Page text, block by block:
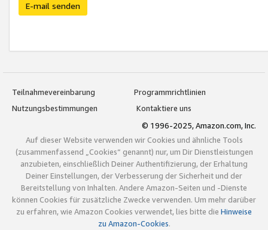
E-mail senden
Teilnahmevereinbarung
Programmrichtlinien
Nutzungsbestimmungen
Kontaktiere uns
© 1996-2025, Amazon.com, Inc.
Auf dieser Website verwenden wir Cookies und ähnliche Tools
(zusammenfassend „Cookies“ genannt) nur, um Dir Dienstleistungen
anzubieten, einschließlich Deiner Authentifizierung, der Erhaltung
Deiner Einstellungen, der Verbesserung der Sicherheit und der
Bereitstellung von Inhalten. Andere Amazon-Seiten und -Dienste
können Cookies für zusätzliche Zwecke verwenden. Um mehr darüber
zu erfahren, wie Amazon Cookies verwendet, lies bitte die Hinweise
zu Amazon-Cookies.